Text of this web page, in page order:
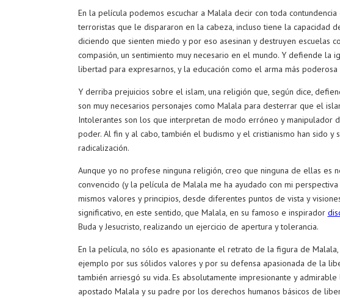
En la película podemos escuchar a Malala decir con toda
terroristas que le dispararon en la cabeza, incluso tiene la capacidad
diciendo que sienten miedo y por eso asesinan y destruyen escuelas
compasión, un sentimiento muy necesario en el mundo. Y defiende la
libertad para expresarnos, y la educación como el arma más poderosa
Y derriba prejuicios sobre el islam, una religión que, según dice,
son muy necesarios personajes como Malala para desterrar que el
Intolerantes son los que interpretan de modo erróneo y manipulador
poder. Al fin y al cabo, también el budismo y el cristianismo han sido y
radicalización.
Aunque yo no profese ninguna religión, creo que ninguna de ellas es
convencido (y la película de Malala me ha ayudado con mi
mismos valores y principios, desde diferentes puntos de vista y
significativo, en este sentido, que Malala, en su famoso e inspirador
Buda y Jesucristo, realizando un ejercicio de apertura y tolerancia.
En la película, no sólo es apasionante el retrato de la figura de
ejemplo por sus sólidos valores y por su defensa apasionada de la
también arriesgó su vida. Es absolutamente impresionante y
apostado Malala y su padre por los derechos humanos básicos de